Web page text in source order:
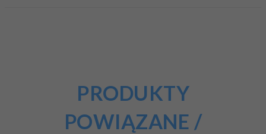
PRODUKTY
POWIĄZANE /